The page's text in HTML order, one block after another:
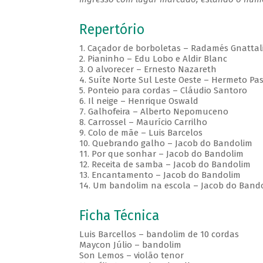
Repertório
1. Caçador de borboletas – Radamés Gnattali
2. Pianinho – Edu Lobo e Aldir Blanc
3. O alvorecer – Ernesto Nazareth
4. Suíte Norte Sul Leste Oeste – Hermeto
5. Ponteio para cordas – Cláudio Santoro
6. Il neige – Henrique Oswald
7. Galhofeira – Alberto Nepomuceno
8. Carrossel – Maurício Carrilho
9. Colo de mãe – Luis Barcelos
10. Quebrando galho – Jacob do Bandolim
11. Por que sonhar – Jacob do Bandolim
12. Receita de samba – Jacob do Bandolim
13. Encantamento – Jacob do Bandolim
14. Um bandolim na escola – Jacob do
Ficha Técnica
Luis Barcellos – bandolim de 10 cordas
Maycon Júlio – bandolim
Son Lemos – violão tenor